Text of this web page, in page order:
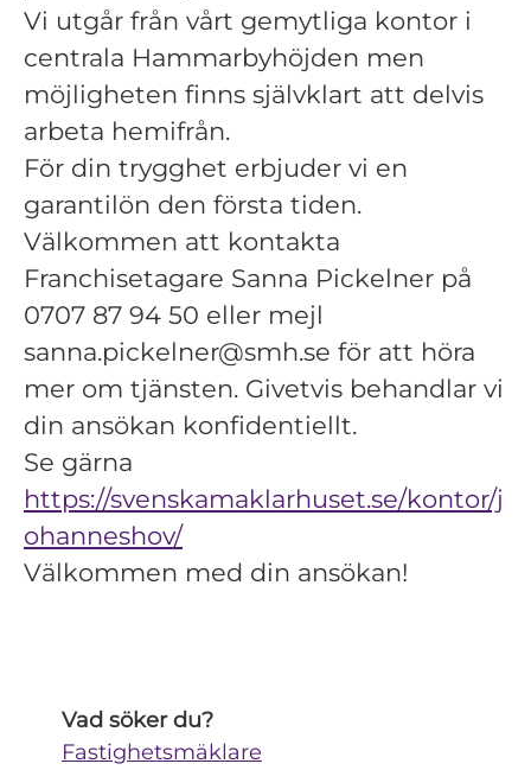
Vi utgår från vårt gemytliga kontor i
centrala Hammarbyhöjden men
möjligheten finns självklart att delvis
arbeta hemifrån.
För din trygghet erbjuder vi en
garantilön den första tiden.
Välkommen att kontakta
Franchisetagare Sanna Pickelner på
0707 87 94 50 eller mejl
sanna.pickelner@smh.se för att höra
mer om tjänsten. Givetvis behandlar vi
din ansökan konfidentiellt.
Se gärna
https://svenskamaklarhuset.se/kontor/j
ohanneshov/
Välkommen med din ansökan!
Vad söker du?
Fastighetsmäklare